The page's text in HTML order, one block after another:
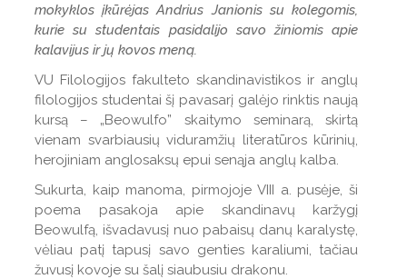
mokyklos įkūrėjas Andrius Janionis su kolegomis,
kurie su studentais pasidalijo savo žiniomis apie
kalavijus ir jų kovos meną.
VU Filologijos fakulteto skandinavistikos ir anglų
filologijos studentai šį pavasarį galėjo rinktis naują
kursą – „Beowulfo” skaitymo seminarą, skirtą
vienam svarbiausių viduramžių literatūros kūrinių,
herojiniam anglosaksų epui senąja anglų kalba.
Sukurta, kaip manoma, pirmojoje VIII a. pusėje, ši
poema pasakoja apie skandinavų karžygį
Beowulfą, išvadavusį nuo pabaisų danų karalystę,
vėliau patį tapusį savo genties karaliumi, tačiau
žuvusį kovoje su šalį siaubusiu drakonu.